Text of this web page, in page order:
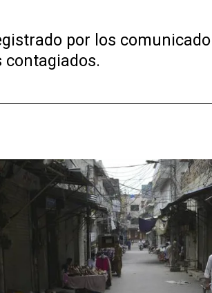
por los
contagiados.